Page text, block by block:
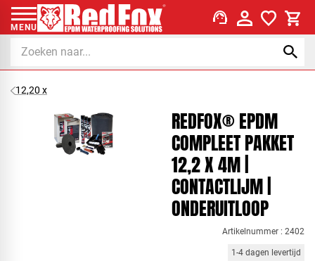
MENU support_agent
12,20 x
REDFOX® EPDM
COMPLEET PAKKET
12,2 X 4M |
CONTACTLIJM |
ONDERUITLOOP
Artikelnummer : 2402
1-4 dagen levertijd